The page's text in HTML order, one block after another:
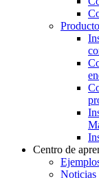
Centro de
Noticias